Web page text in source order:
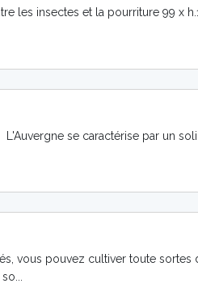
les insectes et la pourriture 99 x
se caractérise par un
vous pouvez cultiver toute